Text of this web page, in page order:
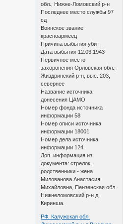
обл., Нижне-Ломовский р-н
Последнее место службы 97
сд
Воинское звание
красноармеец
Причина выбытия убит
Дата выбытия 12.03.1943
Первичное место
захоронения Орловская обл.,
Жиздринский р-н, выс. 203,
севернее
Название источника
донесения ЦАМО
Номер фонда источника
информации 58
Номер описи источника
информации 18001
Номер дела источника
информации 124.
Доп. информация из
документа: стрелок,
родственники - жена
Милованова Анастасия
Михайловна, Пензенская обл.
Нижнеломовский р-н д.
Киринша.
РФ. Калужская обл.